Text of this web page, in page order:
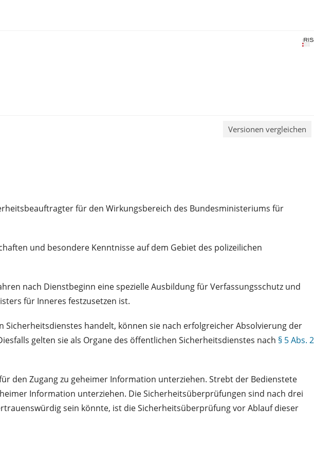
Versionen vergleichen
für den Wirkungsbereich des Bundesministeriums für
und besondere Kenntnisse auf dem Gebiet des polizeilichen
nach Dienstbeginn eine spezielle Ausbildung für Verfassungsschutz und
für Inneres festzusetzen ist.
handelt, können sie nach erfolgreicher Absolvierung der
gelten sie als Organe des öffentlichen Sicherheitsdienstes nach § 5 Abs. 2
den Zugang zu geheimer Information unterziehen. Strebt der Bedienstete
Information unterziehen. Die Sicherheitsüberprüfungen sind nach drei
sein könnte, ist die Sicherheitsüberprüfung vor Ablauf dieser